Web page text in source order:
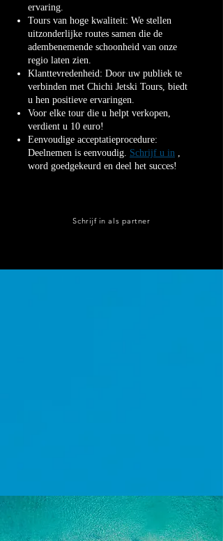
ervaring.
Tours van hoge kwaliteit: We stellen
uitzonderlijke routes samen die de
adembenemende schoonheid van onze
regio laten zien.
Klanttevredenheid: Door uw publiek te
verbinden met Chichi Jetski Tours, biedt
u hen positieve ervaringen.
Voor elke tour die u helpt verkopen,
verdient u 10 euro!
Eenvoudige acceptatieprocedure:
Deelnemen is eenvoudig. Schrijf u in ,
word goedgekeurd en deel het succes!
Schrijf in als partner